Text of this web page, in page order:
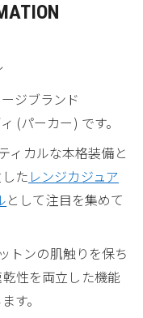
ジブランド
(パーカー) です。
ィカルな本格装備と
た レンジカジュア
として注目を集めて
トンの肌触りを保ち
性を両立した機能
す。